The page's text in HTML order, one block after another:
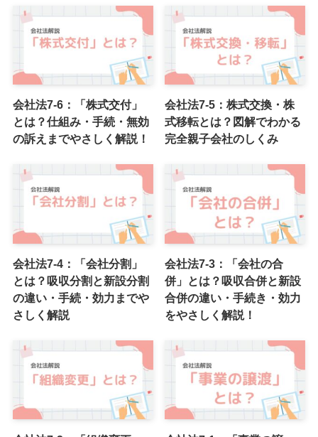
会社法7-6：「株式交付」
とは？仕組み・手続・無効
の訴えまでやさしく解説！
会社法7-5：株式交換・株
式移転とは？図解でわかる
完全親子会社のしくみ
会社法7-4：「会社分割」
とは？吸収分割と新設分割
の違い・手続・効力までや
さしく解説
会社法7-3：「会社の合
併」とは？吸収合併と新設
合併の違い・手続き・効力
をやさしく解説！